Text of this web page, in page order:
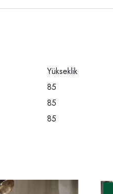
Yükseklik
85
85
85